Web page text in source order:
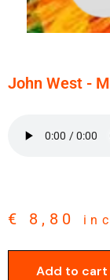
John West -
€ 8,80
Add to cart